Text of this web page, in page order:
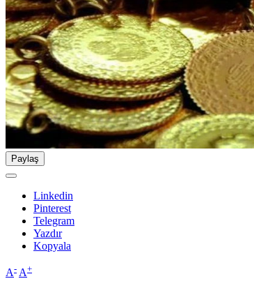
Paylaş
Linkedin
Pinterest
Telegram
Yazdır
Kopyala
A- A+